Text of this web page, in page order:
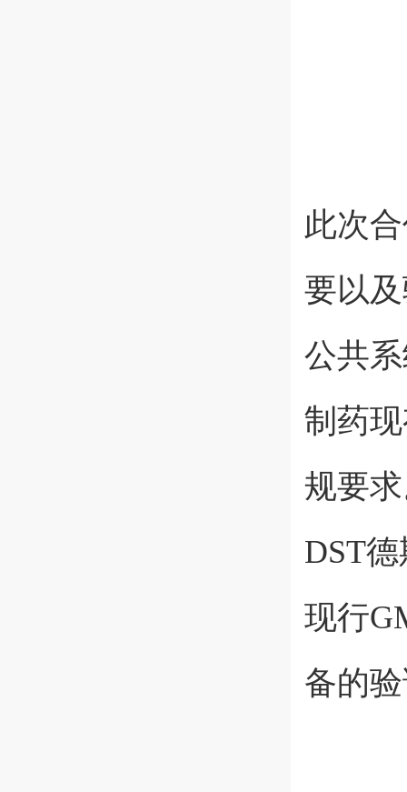
此次
要以
公共
制药
规要
DST
现行
备的